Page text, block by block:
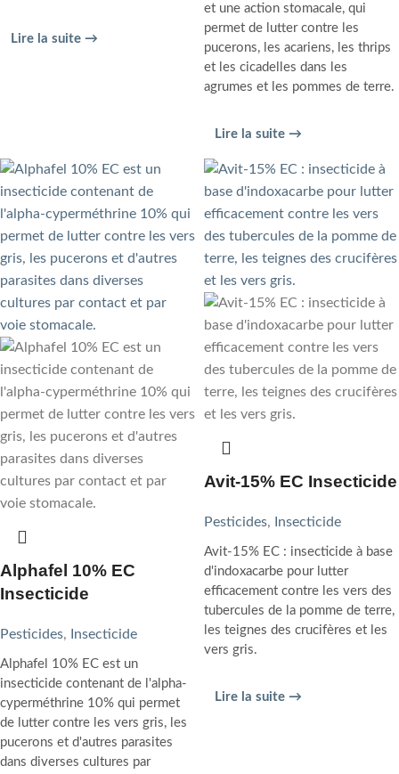
Lire la suite →
et une action stomacale, qui
permet de lutter contre les
pucerons, les acariens, les thrips
et les cicadelles dans les
agrumes et les pommes de terre.
Lire la suite →
Alphafel 10% EC
Insecticide
Pesticides, Insecticide
Alphafel 10% EC est un
insecticide contenant de l'alpha-
cyperméthrine 10% qui permet
de lutter contre les vers gris, les
pucerons et d'autres parasites
dans diverses cultures par
Avit-15% EC Insecticide
Pesticides, Insecticide
Avit-15% EC : insecticide à base
d'indoxacarbe pour lutter
efficacement contre les vers des
tubercules de la pomme de terre,
les teignes des crucifères et les
vers gris.
Lire la suite →